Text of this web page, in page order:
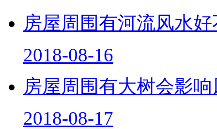
房屋周围有河流风水
2018-08-16
房屋周围有大树会影
2018-08-17